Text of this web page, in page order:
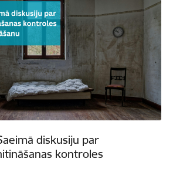
diskusiju par
kontroles